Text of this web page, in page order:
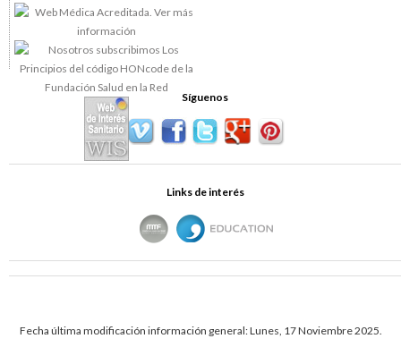
Síguenos
Links de interés
Fecha última modificación información general: Lunes, 17 Noviembre 2025.